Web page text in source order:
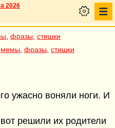
2026
фразы стишки
мемы фразы стишки
ужасно воняли ноги. И
решили их родители